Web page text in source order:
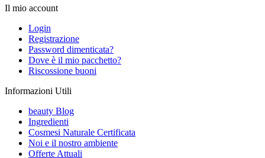
Il mio account
Login
Registrazione
Password dimenticata?
Dove è il mio pacchetto?
Riscossione buoni
Informazioni Utili
beauty Blog
Ingredienti
Cosmesi Naturale Certificata
Noi e il nostro ambiente
Offerte Attuali